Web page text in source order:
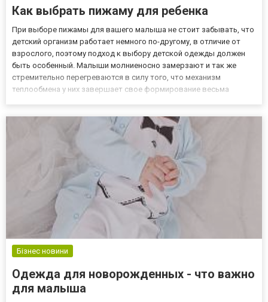
Как выбрать пижаму для ребенка
При выборе пижамы для вашего малыша не стоит забывать, что
детский организм работает немного по-другому, в отличие от
взрослого, поэтому подход к выбору детской одежды должен
быть особенный. Малыши молниеносно замерзают и так же
стремительно перегреваются в силу того, что механизм
теплообмена у них завершает свое формирование весьма
Бізнес новини
Одежда для новорожденных - что важно
для малыша